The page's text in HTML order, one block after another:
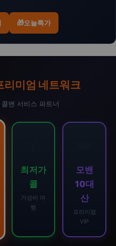
🎁오늘특가
미엄 네트워크
밴 서비스 파트너
최저가
콜
가성비 여
행
모밴
10대
산
프리미엄
VIP